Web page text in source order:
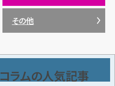
その他
コラムの人気記事